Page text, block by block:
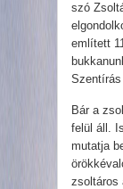
szó
említett
Bár a
felül áll.
mutatja
zsoltáros